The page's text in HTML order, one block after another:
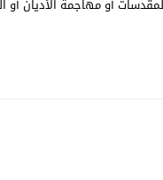
أو مهاجمة الأديان أو